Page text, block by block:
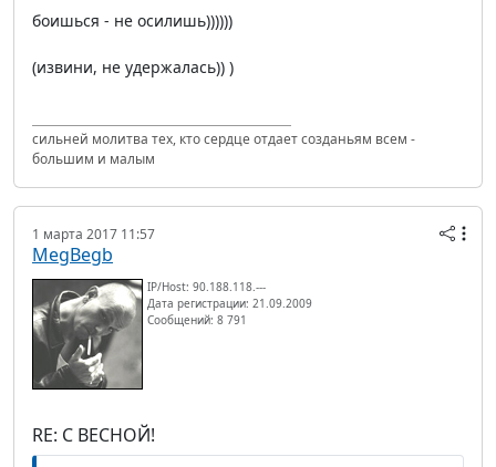
боишься - не осилишь))))))
(извини, не удержалась)) )
сильней молитва тех, кто сердце отдает созданьям всем -
большим и малым
1 марта 2017 11:57
MegBegb
IP/Host: 90.188.118.---
Дата регистрации: 21.09.2009
Сообщений: 8 791
RE: С ВЕСНОЙ!